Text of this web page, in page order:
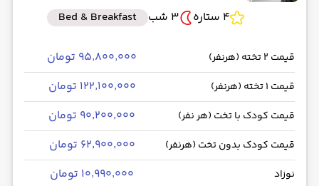
4 ستاره
3 شب Bed & Breakfast
قیمت 2 تخته (هرنفر) ۹۵٬۸۰۰٬۰۰۰ تومان
قیمت 1 تخته (هرنفر) ۱۲۲٬۱۰۰٬۰۰۰ تومان
قیمت کودک با تخت (هر نفر) ۹۰٬۲۰۰٬۰۰۰ تومان
قیمت کودک بدون تخت (هرنفر) ۶۲٬۹۰۰٬۰۰۰ تومان
نوزاد ۱۰٬۹۹۰٬۰۰۰ تومان